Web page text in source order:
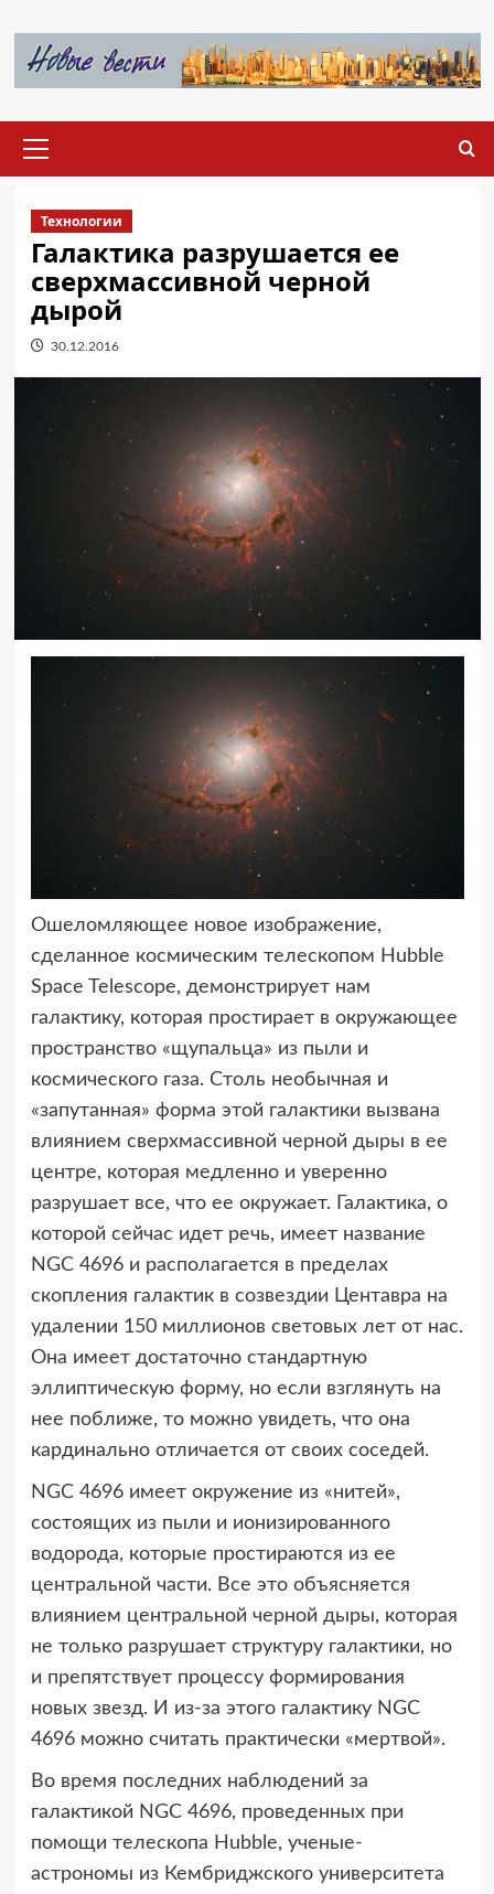
содержимому
меню
Технологии
Галактика разрушается ее
сверхмассивной черной
дырой
30.12.2016
Ошеломляющее новое изображение,
сделанное космическим телескопом Hubble
Space Telescope, демонстрирует нам
галактику, которая простирает в окружающее
пространство «щупальца» из пыли и
космического газа. Столь необычная и
«запутанная» форма этой галактики вызвана
влиянием сверхмассивной черной дыры в ее
центре, которая медленно и уверенно
разрушает все, что ее окружает. Галактика, о
которой сейчас идет речь, имеет название
NGC 4696 и располагается в пределах
скопления галактик в созвездии Центавра на
удалении 150 миллионов световых лет от нас.
Она имеет достаточно стандартную
эллиптическую форму, но если взглянуть на
нее поближе, то можно увидеть, что она
кардинально отличается от своих соседей.
NGC 4696 имеет окружение из «нитей»,
состоящих из пыли и ионизированного
водорода, которые простираются из ее
центральной части. Все это объясняется
влиянием центральной черной дыры, которая
не только разрушает структуру галактики, но
и препятствует процессу формирования
новых звезд. И из-за этого галактику NGC
4696 можно считать практически «мертвой».
Во время последних наблюдений за
галактикой NGC 4696, проведенных при
помощи телескопа Hubble, ученые-
астрономы из Кембриджского университета